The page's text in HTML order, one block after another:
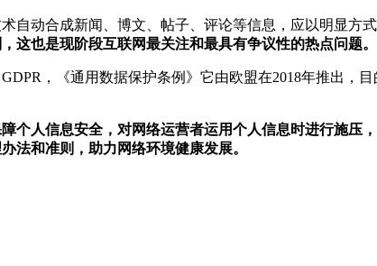
自动合成新闻、博文、帖子、评论等信息，应以明显方
这也是现阶段互联网最关注和最具有争议性的热点问题。
，《通用数据保护条例》它由欧盟在2018年推出，
个人信息安全，对网络运营者运用个人信息时进行施压
法和准则，助力网络环境健康发展。